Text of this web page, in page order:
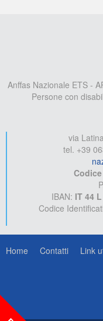
Anffas Nazionale ETS -
Persone con
via
tel. +39
IBAN: IT 44
Codice
Home Contatti Link